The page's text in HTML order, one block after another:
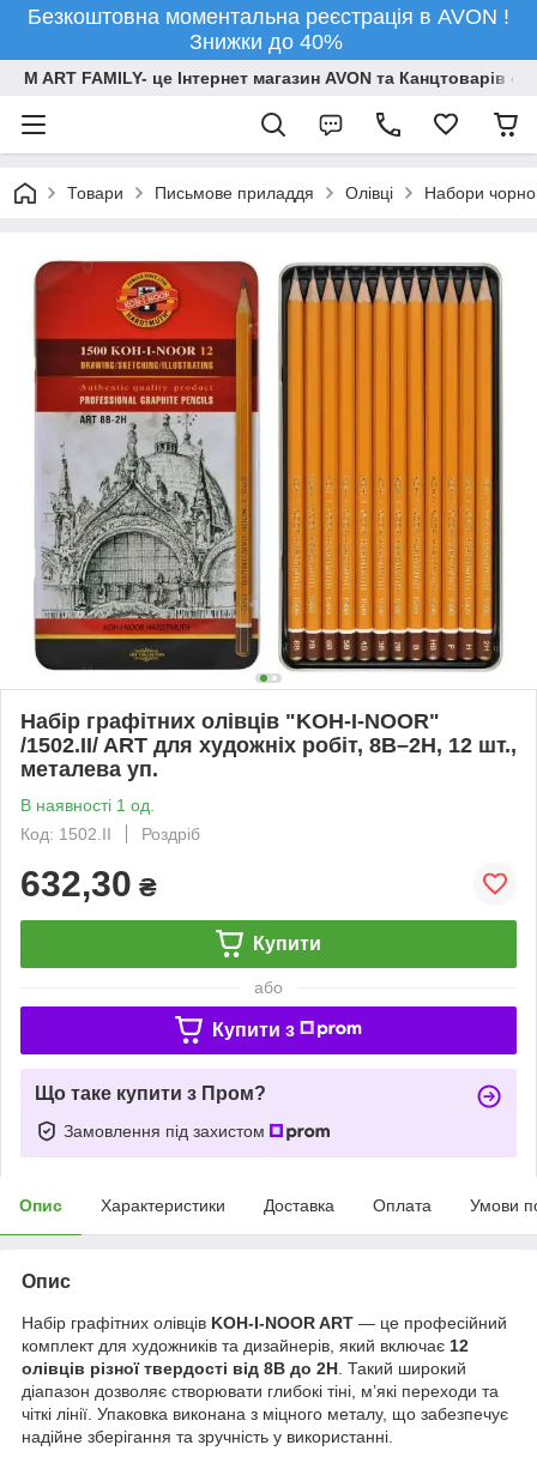
Безкоштовна моментальна реєстрація в AVON !
Знижки до 40%
M ART FAMILY- це Інтернет магазин AVON та Канцтоварів
Товари Письмове приладдя Олівці Набори
Набір графітних олівців "KOH-I-NOOR"
/1502.II/ ART для художніх робіт, 8B–2H, 12 шт.,
металева уп.
В наявності 1 од.
Код: 1502.II
Роздріб
632,30 ₴
Купити
або
Купити з
Що таке купити з Пром?
Замовлення під захистом
Опис Характеристики Доставка Оплата Умови
Опис
Набір графітних олівців KOH-I-NOOR ART — це професійний
комплект для художників та дизайнерів, який включає 12
олівців різної твердості від 8B до 2H . Такий широкий
діапазон дозволяє створювати глибокі тіні, м’які переходи та
чіткі лінії. Упаковка виконана з міцного металу, що забезпечує
надійне зберігання та зручність у використанні.